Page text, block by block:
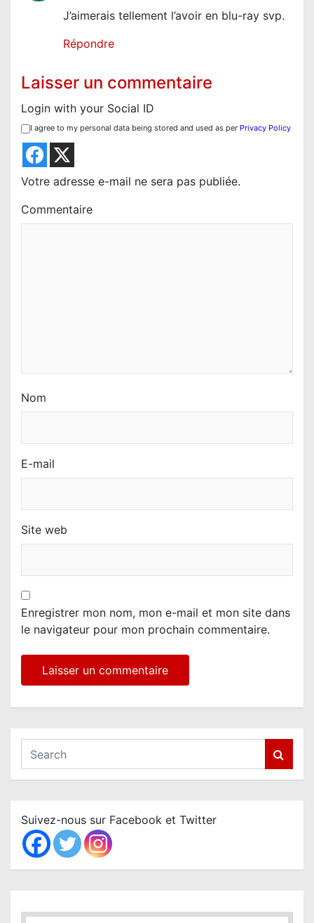
J’aimerais tellement l’avoir en blu-ray svp.
Répondre
Laisser un commentaire
Login with your Social ID
I agree to my personal data being stored and used as per Privacy Policy
Votre adresse e-mail ne sera pas publiée.
Commentaire
Nom
E-mail
Site web
Enregistrer mon nom, mon e-mail et mon site dans
le navigateur pour mon prochain commentaire.
a
c
h
Suivez-nous sur Facebook et Twitter